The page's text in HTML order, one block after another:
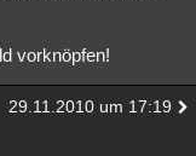
vorknöpfen!
29.11.2010 um 17:19